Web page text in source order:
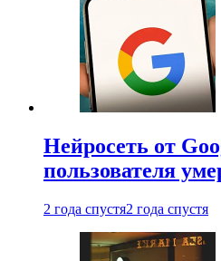
Нейросеть от
пользователя
2 года спустя2 года спустя